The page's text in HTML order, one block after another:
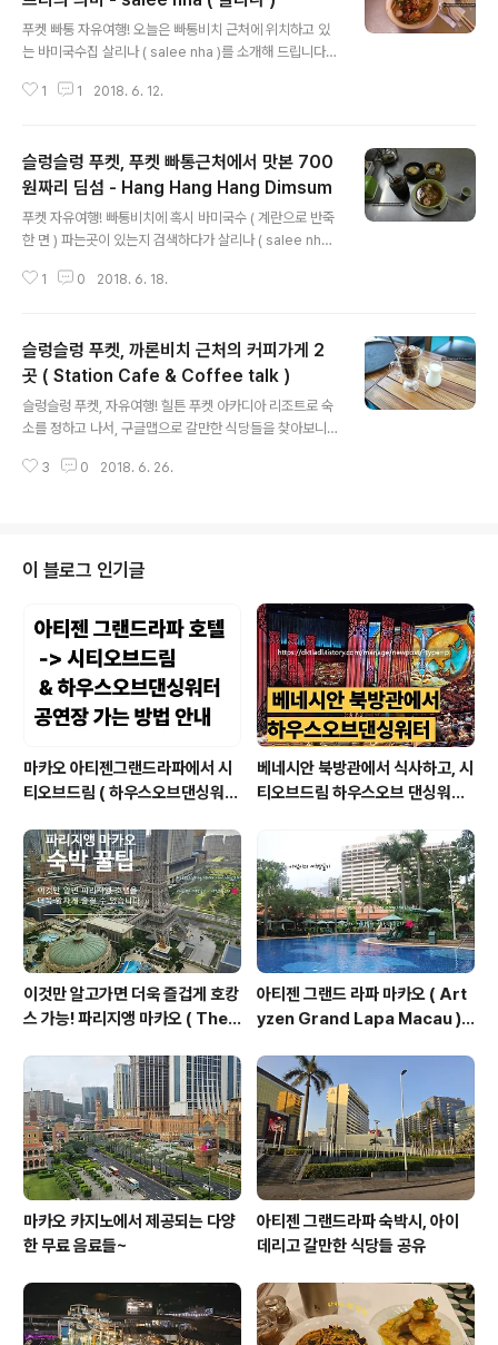
Bai Toey ( 이곳이 1순위였음 ) 이 두곳은 까론비치 올드
타운푸켓 리조트 가는길에 있음.그리고 두번째는 푸켓 힐
튼호텔에서 후문으로 나와 호텔을 등지고 왼쪽으로 쭉 내
려가면 ( 이쪽으로 계속 걸어가면 까타비치가 나옴 ) Old S
푸켓 빠통 자유여행! 오늘은 빠통비치 근처에 위치하고 있
는 바미국수집 살리나 ( salee nha )를 소개해 드립니다.
수 있는 거리가 아니라서 검색에 검색을 하다 딱 맞는 위치
걸어서 찾아가실 수 있는곳 입니다. 또한가지 특징은 메뉴
판에 밥이랑 면 등의 요리가 빼곡히 적혀 있는데 사진으로
표시는 되어 있는데 ( 영어 설명 되어 있음 ) 가격표가 적혀
져 있지 않습니다. 자리를 잡고 앉으면 메뉴판을 쓱 하고 건
내주시면서 특정 메뉴들을 동그라미로 표시하며 피프티 피
프티 피프티 ( 각 코너 가격이 50바트 라는 뜻 ) 이렇게 휙
1 1 2018. 6. 12.
슬렁슬렁 푸켓, 푸켓 빠통근처에서 맛본 700
원짜리 딤섬 - Hang Hang Hang Dimsum
푸켓 자유여행! 빠통비치에 혹시 바미국수 ( 계란으로 반죽
한 면 ) 파는곳이 있는지 검색하다가 살리나 ( salee nha )
글지도에서 나오지 않는곳이기 때문에 주변 위치를 볼겸
사실 이곳의 이름인 Hang Hang Hang Dimsum ( 항항
항 딤섬이라 읽어야 할까요? 뭐라 읽어야 하는지 모르겠음
) 네이버에 검색을 하면 후기가 나오지는 않아요, 하지만 구
글지도에 있는 후기에서 한국분이 딤섬이 25바트 내외이
고 가격대비 맛있다는 후기들을 남겨 주셨길래 일단 살리
나 국수집이 1순위, 이 딤섬집을 2순위로 생각해 놓고 이
1 0 2018. 6. 18.
슬렁슬렁 푸켓, 까론비치 근처의 커피가게 2
곳 ( Station Cafe & Coffee talk )
슬렁슬렁 푸켓, 자유여행! 힐튼 푸켓 아카디아 리조트로 숙
소를 정하고 나서, 구글맵으로 갈만한 식당들을 찾아보니
높은편이라 어차피 객실청소할때 객실을 비워줘야 하니 낮
페 ( station cafe ) 안다카페 ( anda cafe ) 이렇게 세곳
을 계획했었어요. 그런데 안다카페는 걸어서 가기에는 조
금 힘들어서 결국 못가서 오늘은 커피토크 그리고 스테이
션카페 두곳을 소개해 드립니다. 먼저 소개해 드리는 커피
토크는 힐튼 푸켓기준 후문으로 나와서 ( 까론비치 방향 )
호텔을 등지고 왼쪽으로 ..
3 0 2018. 6. 26.
이 블로그 인기글
마카오 아티젠그랜드라파에서 시
티오브드림 ( 하우스오브댄싱워터
더너 셔틀 타고 가는 방법 안내 ( 성
인 분들은 이렇게 이동하는 방법도
가능해요 )
베네시안 북방관에서 식사하고, 시
티오브드림 하우스오브 댄싱워터
드리는 길은 호텔 외부로 걷는 방
법임, 여름에 걷는거 비추 이유:덥
고 습해서 힘듬 )
이것만 알고가면 더욱 즐겁게 호캉
스 가능! 파리지앵 마카오 ( The
아티젠 그랜드 라파 마카오 ( Art
yzen Grand Lapa Macau )
마카오 카지노에서 제공되는 다양
한 무료 음료들~
아티젠 그랜드라파 숙박시, 아이
데리고 갈만한 식당들 공유